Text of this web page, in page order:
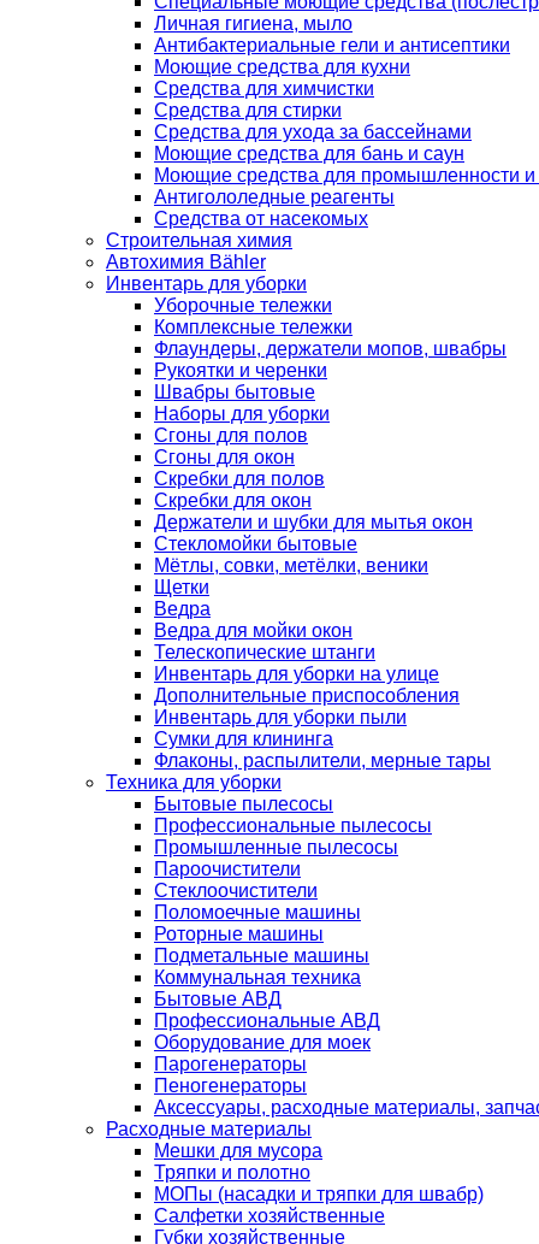
Личная гигиена, мыло
Антибактериальные гели и антисептики
Моющие средства для кухни
Средства для химчистки
Средства для стирки
Средства для ухода за бассейнами
Моющие средства для бань и саун
Моющие средства для промышленности и
Антигололедные реагенты
Средства от насекомых
Строительная химия
Автохимия Bähler
Инвентарь для уборки
Уборочные тележки
Комплексные тележки
Флаундеры, держатели мопов, швабры
Рукоятки и черенки
Швабры бытовые
Наборы для уборки
Сгоны для полов
Сгоны для окон
Скребки для полов
Скребки для окон
Держатели и шубки для мытья окон
Стекломойки бытовые
Мётлы, совки, метёлки, веники
Щетки
Ведра
Ведра для мойки окон
Телескопические штанги
Инвентарь для уборки на улице
Дополнительные приспособления
Инвентарь для уборки пыли
Сумки для клининга
Флаконы, распылители, мерные тары
Техника для уборки
Бытовые пылесосы
Профессиональные пылесосы
Промышленные пылесосы
Пароочистители
Стеклоочистители
Поломоечные машины
Роторные машины
Подметальные машины
Коммунальная техника
Бытовые АВД
Профессиональные АВД
Оборудование для моек
Парогенераторы
Пеногенераторы
Аксессуары, расходные материалы,
Расходные материалы
Мешки для мусора
Тряпки и полотно
МОПы (насадки и тряпки для швабр)
Салфетки хозяйственные
Губки хозяйственные